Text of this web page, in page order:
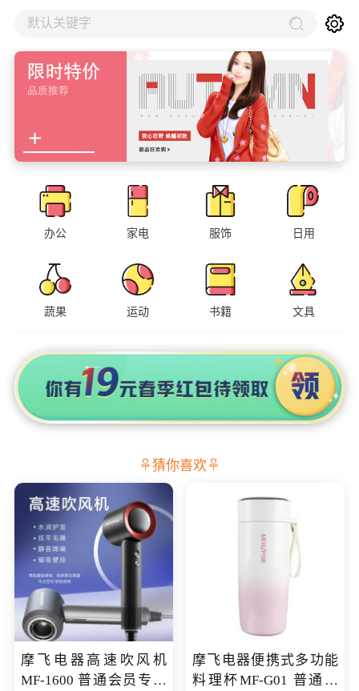
默认关键字
办公 家电 服饰 日用
蔬果 运动 书籍 文具
猜你喜欢
摩飞电器高速吹风机
MF-1600 普通会员专享
摩飞电器便携式多功能
料理杯MF-G01 普通会